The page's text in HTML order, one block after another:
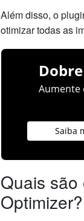
Além disso, o
otimizar todas as
Aumente
Saiba
Quais
Optimizer?